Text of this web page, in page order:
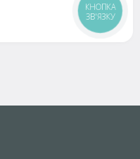
КНОПКА
ЗВ'ЯЗКУ